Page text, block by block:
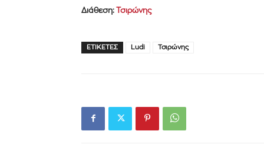
Διάθεση: Τσιρώνης
ΕΤΙΚΈΤΕΣ Ludi Τσιρώνης